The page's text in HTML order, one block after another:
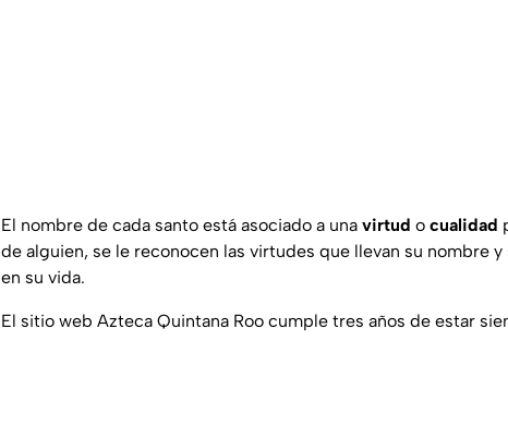
El nombre de cada santo está asociado a una virtud o cualidad
de alguien, se le reconocen las virtudes que llevan su nombre
en su vida.
El sitio web Azteca Quintana Roo cumple tres años de estar